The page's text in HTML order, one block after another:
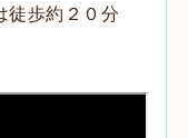
徒歩約２０分